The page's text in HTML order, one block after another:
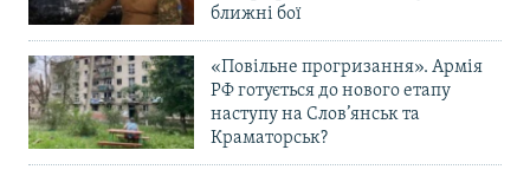
ближні бої
«Повільне прогризання». Армія
РФ готується до нового етапу
наступу на Слов’янськ та
Краматорськ?